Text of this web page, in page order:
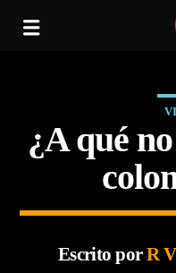
¿A qué
Escrito porR